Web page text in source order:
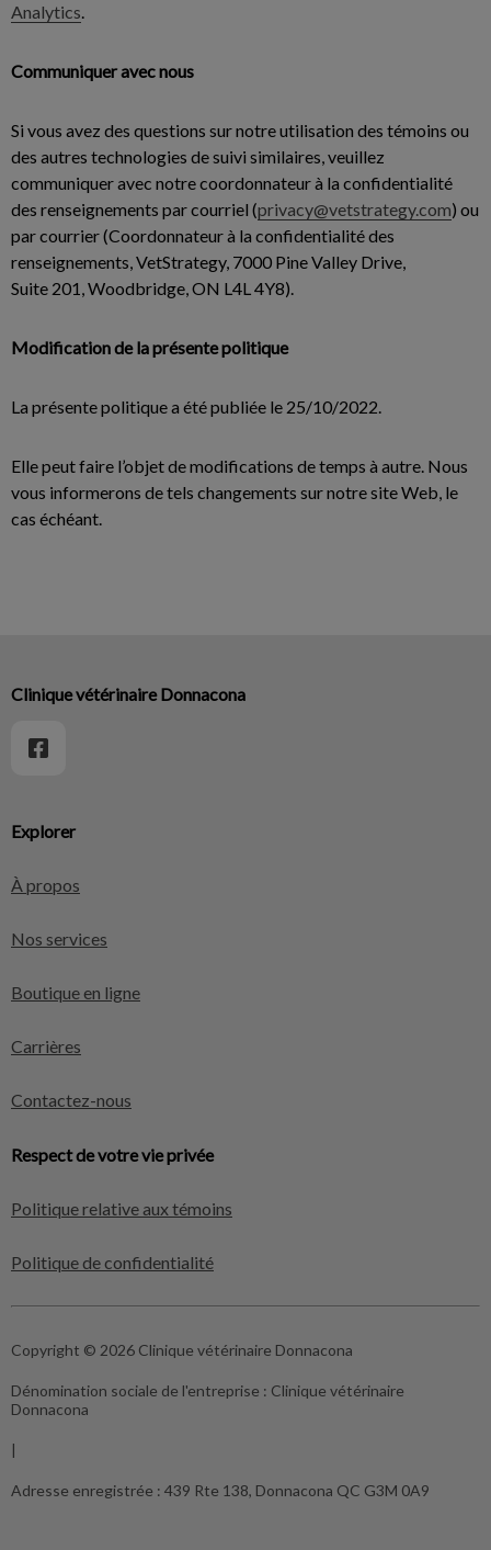
Analytics.
Communiquer avec nous
Si vous avez des questions sur notre utilisation des témoins ou
des autres technologies de suivi similaires, veuillez
communiquer avec notre coordonnateur à la confidentialité
des renseignements par courriel (privacy@vetstrategy.com) ou
par courrier (Coordonnateur à la confidentialité des
renseignements, VetStrategy, 7000 Pine Valley Drive,
Suite 201, Woodbridge, ON L4L 4Y8).
Modification de la présente politique
La présente politique a été publiée le 25/10/2022.
Elle peut faire l’objet de modifications de temps à autre. Nous
vous informerons de tels changements sur notre site Web, le
cas échéant.
Explorer
À propos
Nos services
Boutique en ligne
Carrières
Contactez-nous
Respect de votre vie privée
Politique relative aux témoins
Politique de confidentialité
Clinique vétérinaire Donnacona
Copyright © 2026 Clinique vétérinaire Donnacona
Dénomination sociale de l'entreprise : Clinique vétérinaire
Donnacona
|
Adresse enregistrée : 439 Rte 138, Donnacona QC G3M 0A9